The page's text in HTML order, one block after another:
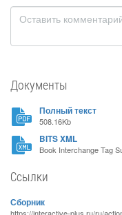
Документы
Полный текст
508.16Kb
BITS XML
Book Interchange Tag
Ссылки
Сборник